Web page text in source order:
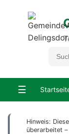
☰
Hinweis:
überarbeitet